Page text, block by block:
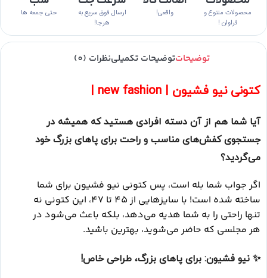
محصولات متنوع و
فراوان !
واقعی!
ارسال فوق سریع به
هرجا!
حتی جمعه ها
توضیحاتتوضیحات تکمیلینظرات (0)
کتونی نیو فشیون | new fashion |
آیا شما هم از آن دسته افرادی هستید که همیشه در
جستجوی کفش‌های مناسب و راحت برای پاهای بزرگ خود
می‌گردید؟
اگر جواب شما بله است، پس کتونی نیو فشیون برای شما
ساخته شده است! با سایزهایی از 45 تا 47، این کتونی نه
تنها راحتی را به شما هدیه می‌دهد، بلکه باعث می‌شود در
هر مجلسی که حاضر می‌شوید، بهترین باشید.
✨ نیو فشیون: برای پاهای بزرگ، طراحی خاص!